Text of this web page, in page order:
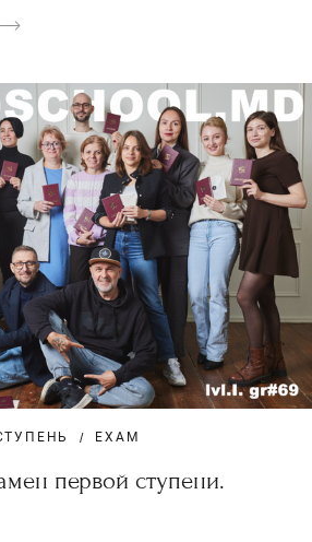
EXAM
первой ступени.